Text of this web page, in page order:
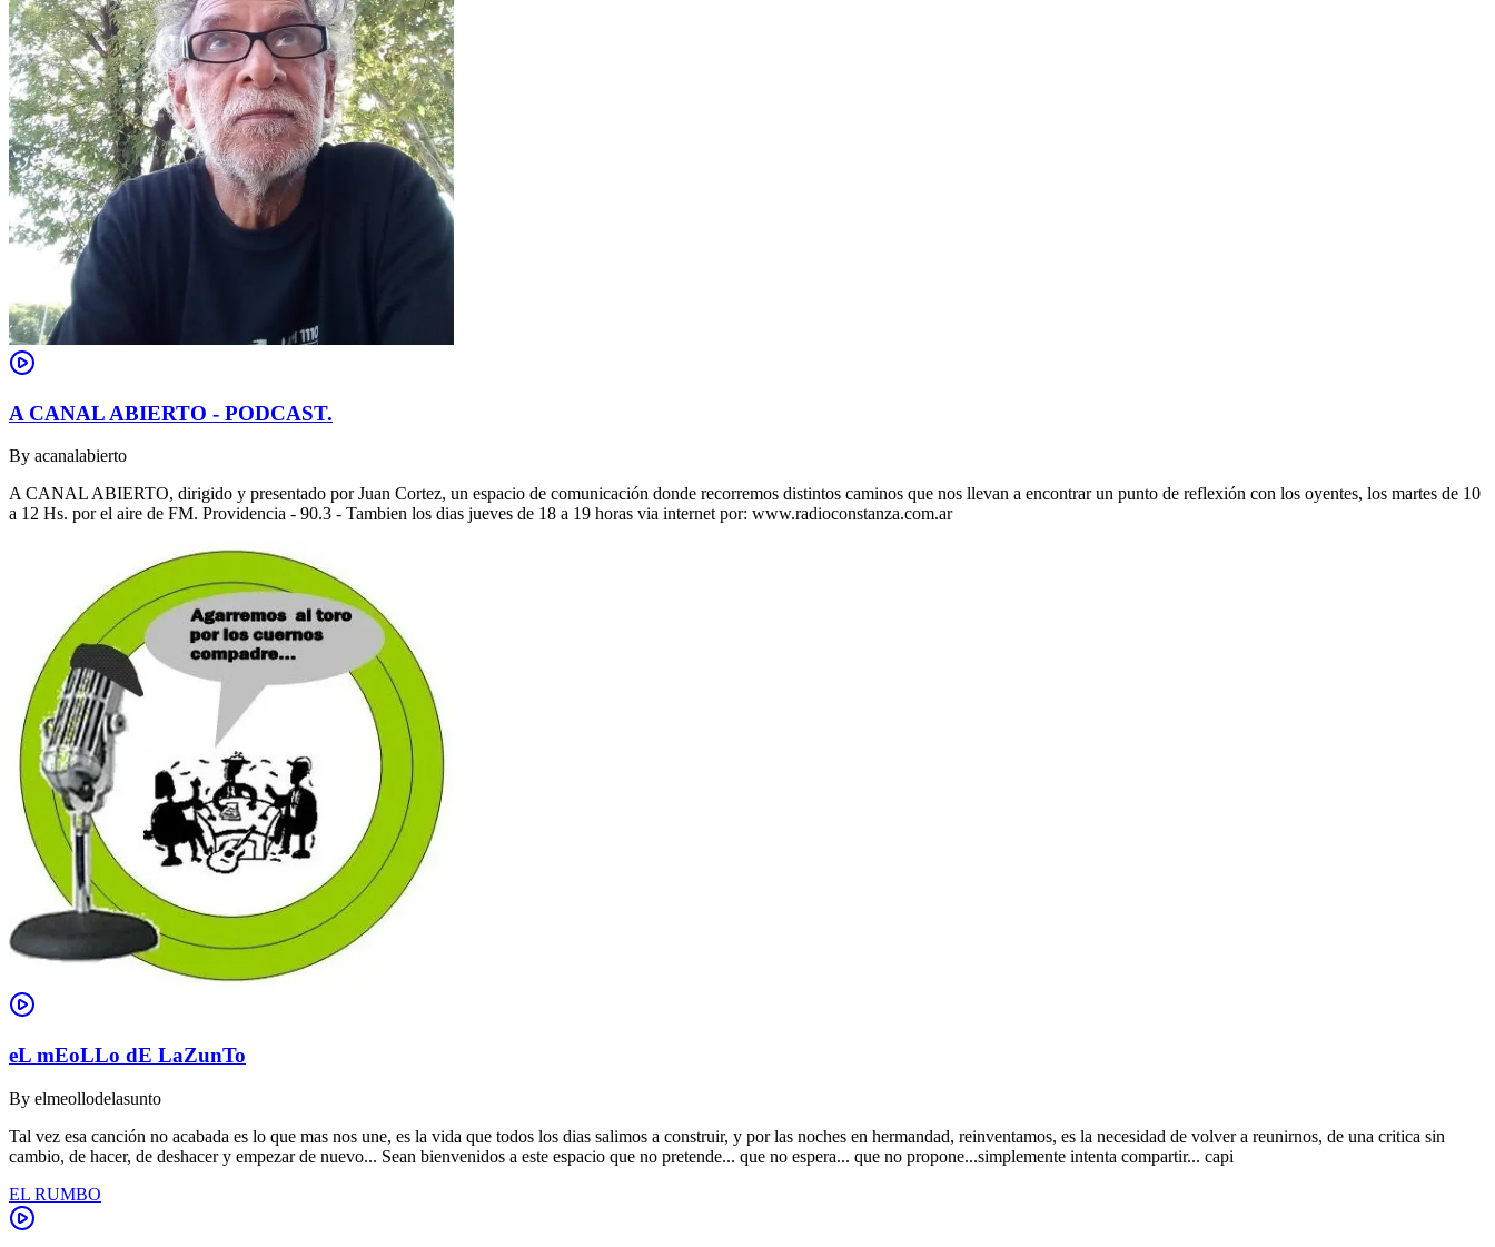
A CANAL ABIERTO - PODCAST.
By acanalabierto
A CANAL ABIERTO, dirigido y presentado por Juan Cortez, un espacio de comunicación donde recorremos distintos caminos que nos llevan a encontrar un punto de reflexión con los oyentes, los martes de 10
a 12 Hs. por el aire de FM. Providencia - 90.3 - Tambien los dias jueves de 18 a 19 horas via internet por: www.radioconstanza.com.ar
eL mEoLLo dE LaZunTo
By elmeollodelasunto
Tal vez esa canción no acabada es lo que mas nos une, es la vida que todos los dias salimos a construir, y por las noches en hermandad, reinventamos, es la necesidad de volver a reunirnos, de una critica sin
cambio, de hacer, de deshacer y empezar de nuevo... Sean bienvenidos a este espacio que no pretende... que no espera... que no propone...simplemente intenta compartir... capi
EL RUMBO